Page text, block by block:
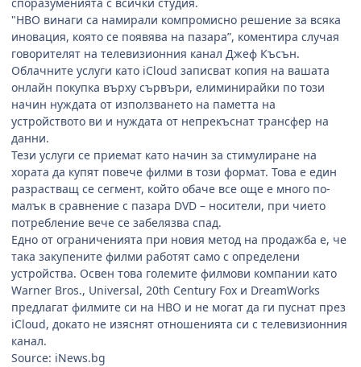
"HBO винаги са намирали компромисно решение за всяка
иновация, която се появява на пазара”, коментира случая
говорителят на телевизионния канал Джеф Късън.
Облачните услуги като iCloud записват копия на вашата
онлайн покупка върху сървъри, елиминирайки по този
начин нуждата от използването на паметта на
устройството ви и нуждата от непрекъснат трансфер на
данни.
Тези услуги се приемат като начин за стимулиране на
хората да купят повече филми в този формат. Това е един
разрастващ се сегмент, който обаче все още е много по-
малък в сравнение с пазара DVD – носители, при чието
потребление вече се забелязва спад.
Едно от ограниченията при новия метод на продажба е, че
така закупените филми работят само с определени
устройства. Освен това големите филмови компании като
Warner Bros., Universal, 20th Century Fox и DreamWorks
предлагат филмите си на HBO и не могат да ги пуснат през
iCloud, докато не изяснят отношенията си с телевизионния
канал.
Source: iNews.bg